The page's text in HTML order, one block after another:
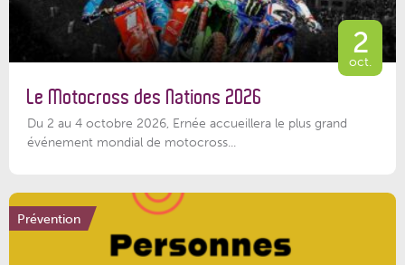
2
oct.
Le Motocross des Nations 2026
Du 2 au 4 octobre 2026, Ernée accueillera le plus grand
événement mondial de motocross...
Prévention